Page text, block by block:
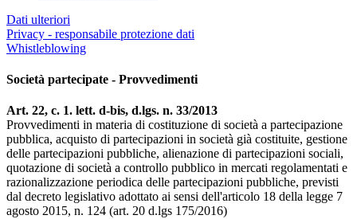
Dati ulteriori
Privacy - responsabile protezione dati
Whistleblowing
Società partecipate - Provvedimenti
Art. 22, c. 1. lett. d-bis, d.lgs. n. 33/2013
Provvedimenti in materia di costituzione di società a partecipazione
pubblica, acquisto di partecipazioni in società già costituite, gestione
delle partecipazioni pubbliche, alienazione di partecipazioni sociali,
quotazione di società a controllo pubblico in mercati regolamentati e
razionalizzazione periodica delle partecipazioni pubbliche, previsti
dal decreto legislativo adottato ai sensi dell'articolo 18 della legge 7
agosto 2015, n. 124 (art. 20 d.lgs 175/2016)